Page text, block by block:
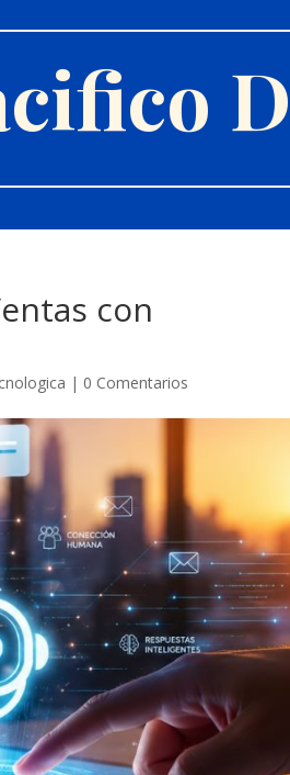
con
| 0 Comentarios